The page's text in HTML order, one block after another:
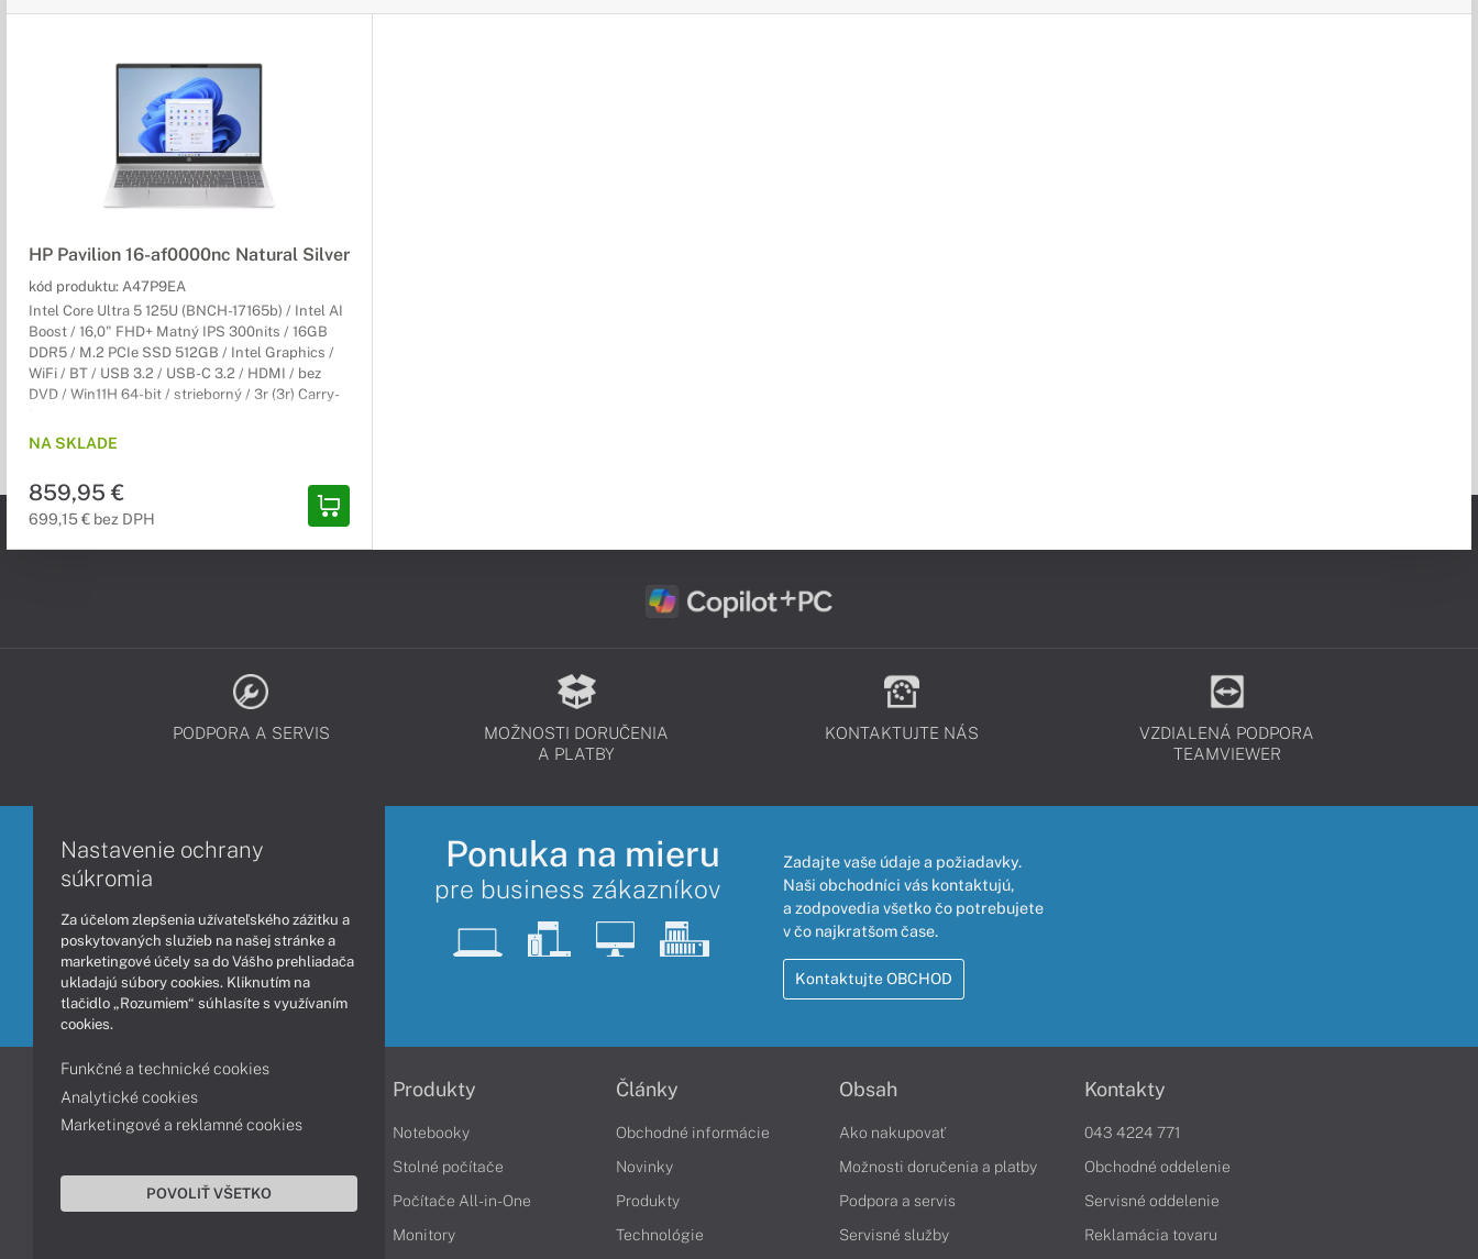
HP Pavilion 16-af0000nc Natural Silver
kód produktu: A47P9EA
Intel Core Ultra 5 125U (BNCH-17165b) / Intel AI
Boost / 16,0" FHD+ Matný IPS 300nits / 16GB
DDR5 / M.2 PCIe SSD 512GB / Intel Graphics /
WiFi / BT / USB 3.2 / USB-C 3.2 / HDMI / bez
DVD / Win11H 64-bit / strieborný / 3r (3r) Carry-
NA SKLADE
859,95 €
699,15 € bez DPH
PODPORA A SERVIS
MOŽNOSTI DORUČENIA
A PLATBY
KONTAKTUJTE NÁS
VZDIALENÁ PODPORA
TEAMVIEWER
Ponuka na mieru
pre business zákazníkov
Zadajte vaše údaje a požiadavky.
Naši obchodníci vás kontaktujú,
a zodpovedia všetko čo potrebujete
v čo najkratšom čase.
Kontaktujte OBCHOD
Informácie
Obchodné podmienky
Ochrana osobných údajov
Produkty
Notebooky
Stolné počítače
Počítače All-in-One
Monitory
Články
Obchodné informácie
Novinky
Produkty
Technológie
Obsah
Ako nakupovať
Možnosti doručenia a platby
Podpora a servis
Servisné služby
Kontakty
043 4224 771
Obchodné oddelenie
Servisné oddelenie
Reklamácia tovaru
Nastavenie ochrany
súkromia
Za účelom zlepšenia užívateľského zážitku a
poskytovaných služieb na našej stránke a
marketingové účely sa do Vášho prehliadača
ukladajú súbory cookies. Kliknutím na
tlačidlo „Rozumiem“ súhlasíte s využívaním
cookies.
Funkčné a technické cookies
Analytické cookies
Marketingové a reklamné cookies
POVOLIŤ VŠETKO